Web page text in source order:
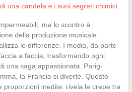
una candela e i suoi segreti chimici
ma lo scontro è
della produzione musicale
le differenze. I media, da parte
a faccia, trasformando ogni
una saga appassionata. Parigi
la Francia si diverte. Questo
proporzioni inedite: rivela le crepe tra